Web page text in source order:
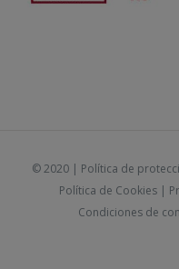
© 2020 | Política de
Política de Cookies|
Condiciones de